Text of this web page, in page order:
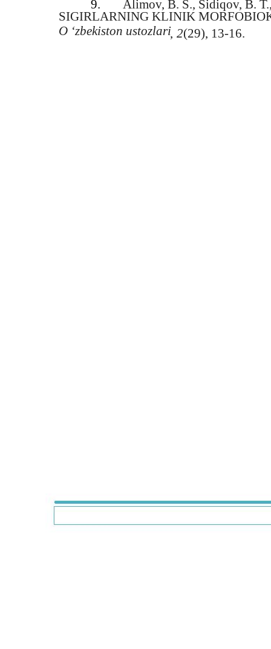
9.
Alimov, B. S., Sidiqov, B.
SIGIRLARNING KLINIK
O ‘zbekiston ustozlari, 2(29), 13-16.